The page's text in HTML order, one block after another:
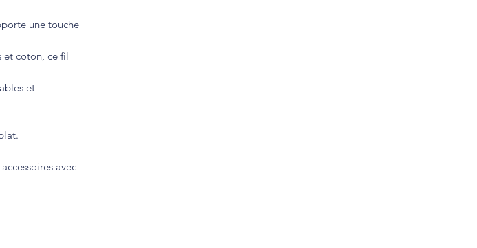
une touche
et coton, ce fil
et
avec